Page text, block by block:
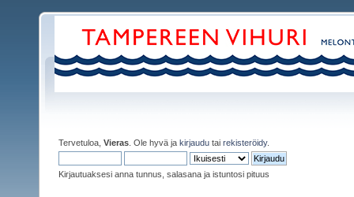
Tervetuloa, Vieras . Ole hyvä ja kirjaudu tai rekisteröidy.
Kirjautuaksesi anna tunnus, salasana ja istuntosi pituus